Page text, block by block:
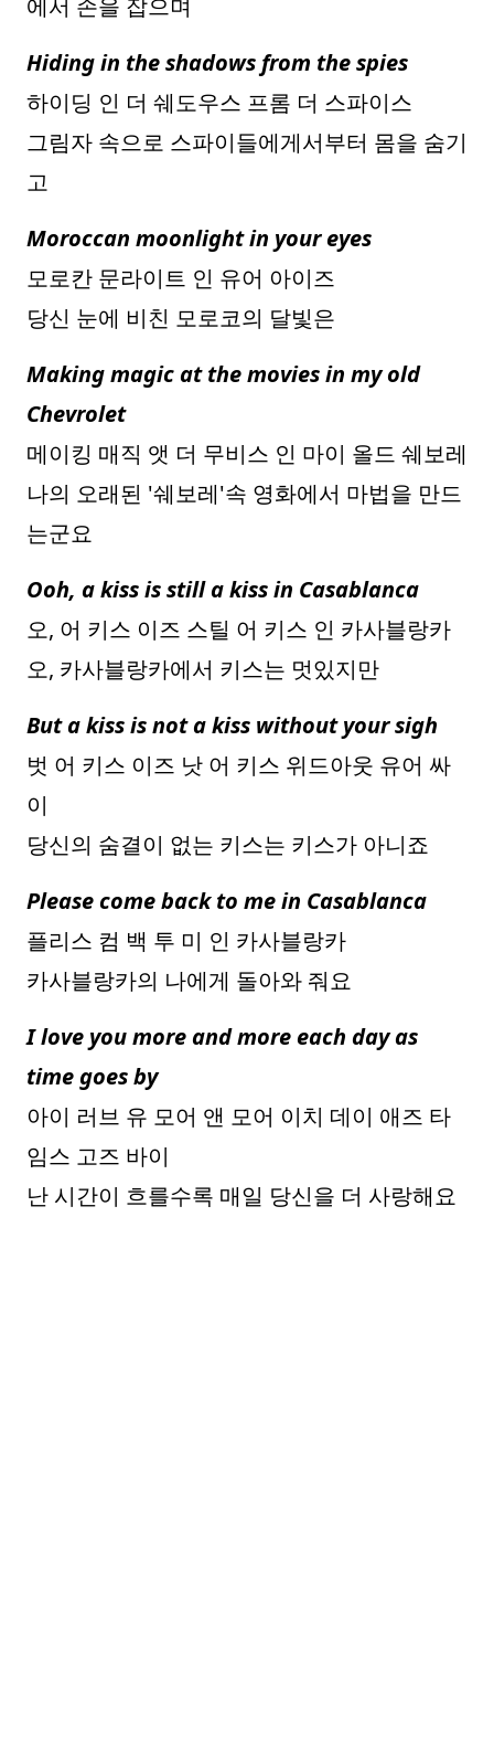
에서 손을 잡으며
Hiding in the shadows from the spies
하이딩 인 더 쉐도우스 프롬 더 스파이스
그림자 속으로 스파이들에게서부터 몸을 숨기
고
Moroccan moonlight in your eyes
모로칸 문라이트 인 유어 아이즈
당신 눈에 비친 모로코의 달빛은
Making magic at the movies in my old
Chevrolet
메이킹 매직 앳 더 무비스 인 마이 올드 쉐보레
나의 오래된 '쉐보레'속 영화에서 마법을 만드
는군요
Ooh, a kiss is still a kiss in Casablanca
오, 어 키스 이즈 스틸 어 키스 인 카사블랑카
오, 카사블랑카에서 키스는 멋있지만
But a kiss is not a kiss without your sigh
벗 어 키스 이즈 낫 어 키스 위드아웃 유어 싸
이
당신의 숨결이 없는 키스는 키스가 아니죠
Please come back to me in Casablanca
플리스 컴 백 투 미 인 카사블랑카
카사블랑카의 나에게 돌아와 줘요
I love you more and more each day as
time goes by
아이 러브 유 모어 앤 모어 이치 데이 애즈 타
임스 고즈 바이
난 시간이 흐를수록 매일 당신을 더 사랑해요